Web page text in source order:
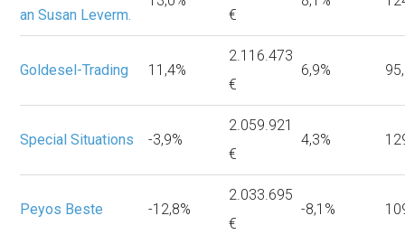
an Susan Leverm.
€
Goldesel-Trading 11,4%
2.116.473
€
6,9%
Special Situations -3,9%
2.059.921
€
4,3%
Peyos Beste -12,8%
2.033.695
€
-8,1%